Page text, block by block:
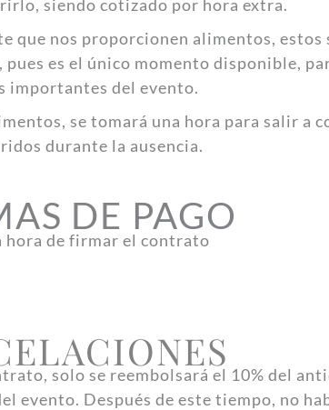
siendo cotizado por hora extra.
que nos proporcionen alimentos, estos
es el único momento disponible,
importantes del evento.
se tomará una hora para salir a
durante la ausencia.
DE PAGO
hora de firmar el contrato
solo se reembolsará el 10% del
evento. Después de este tiempo, no